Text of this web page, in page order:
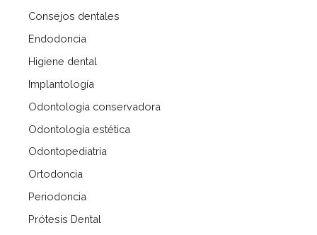
Consejos dentales
Endodoncia
Higiene dental
Implantología
Odontología conservadora
Odontología estética
Odontopediatria
Ortodoncia
Periodoncia
Prótesis Dental